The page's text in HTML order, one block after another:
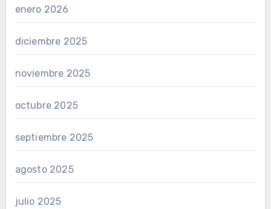
enero 2026
diciembre 2025
noviembre 2025
octubre 2025
septiembre 2025
agosto 2025
julio 2025